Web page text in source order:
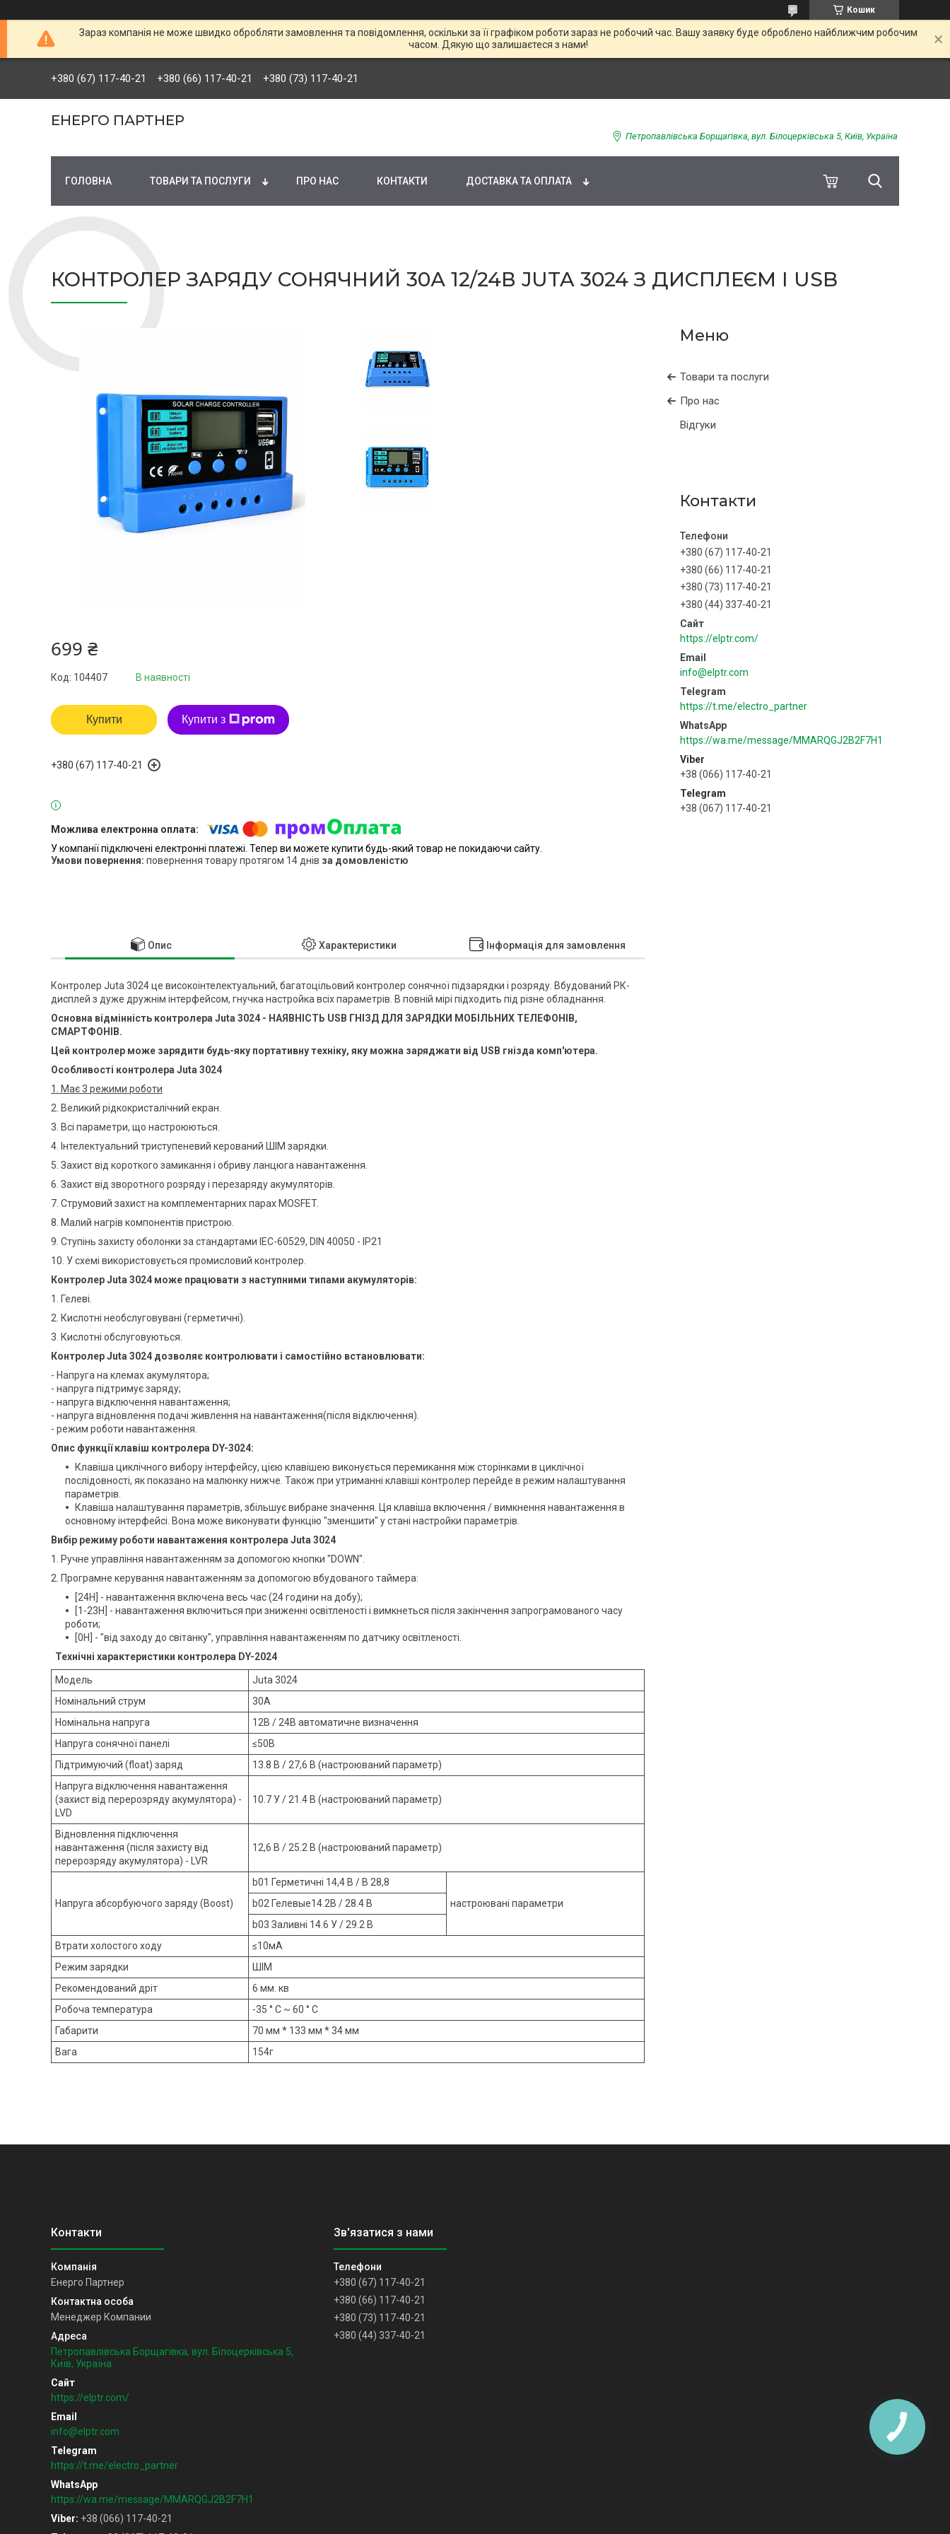
Кошик
Зараз компанія не може швидко обробляти замовлення та повідомлення, оскільки за її графіком роботи зараз не робочий час. Вашу заявку буде оброблено найближчим робочим
часом. Дякую що залишаєтеся з нами!
+380 (67) 117-40-21 +380 (66) 117-40-21 +380 (73) 117-40-21
ЕНЕРГО ПАРТНЕР
Петропавлівська Борщагівка, вул. Білоцерківська 5, Київ, Україна
ГОЛОВНА ТОВАРИ ТА ПОСЛУГИ ПРО НАС КОНТАКТИ ДОСТАВКА ТА ОПЛАТА
КОНТРОЛЕР ЗАРЯДУ СОНЯЧНИЙ 30А 12/24В JUTA 3024 З ДИСПЛЕЄМ І USB
Товари та послуги
Про нас
Відгуки
Контакти
+380 (67) 117-40-21
+380 (66) 117-40-21
+380 (73) 117-40-21
+380 (44) 337-40-21
https://elptr.com/
info@elptr.com
https://t.me/electro_partner
https://wa.me/message/MMARQGJ2B2F7H1
Viber
+38 (066) 117-40-21
Telegram
+38 (067) 117-40-21
699 ₴
В наявності
Код: 104407
Купити Купити з
+380 (67) 117-40-21
У компанії підключені електронні платежі. Тепер ви можете купити будь-який товар не покидаючи сайту.
повернення товару протягом 14 днів за домовленістю
Опис Характеристики Інформація для замовлення
Контролер Juta 3024 це високоінтелектуальний, багатоцільовий контролер сонячної підзарядки і розряду. Вбудований РК-
дисплей з дуже дружнім інтерфейсом, гнучка настройка всіх параметрів. В повній мірі підходить під різне обладнання.
Основна відмінність контролера Juta 3024 - НАЯВНІСТЬ USB ГНІЗД ДЛЯ ЗАРЯДКИ МОБІЛЬНИХ ТЕЛЕФОНІВ,
СМАРТФОНІВ.
Цей контролер може зарядити будь-яку портативну техніку, яку можна заряджати від USB гнізда комп'ютера.
Особливості контролера Juta 3024
1. Має 3 режими роботи
2. Великий рідкокристалічний екран.
3. Всі параметри, що настроюються.
4. Інтелектуальний триступеневий керований ШІМ зарядки.
5. Захист від короткого замикання і обриву ланцюга навантаження.
6. Захист від зворотного розряду і перезаряду акумуляторів.
7. Струмовий захист на комплементарних парах MOSFET.
8. Малий нагрів компонентів пристрою.
9. Ступінь захисту оболонки за стандартами IEC-60529, DIN 40050 - IP21
10. У схемі використовується промисловий контролер.
Контролер Juta 3024 може працювати з наступними типами акумуляторів:
1. Гелеві.
2. Кислотні необслуговувані (герметичні).
3. Кислотні обслуговуються.
Контролер Juta 3024 дозволяє контролювати і самостійно встановлювати:
- Напруга на клемах акумулятора;
- напруга підтримує заряду;
- напруга відключення навантаження;
- напруга відновлення подачі живлення на навантаження(після відключення).
- режим роботи навантаження.
Опис функції клавіш контролера DY-3024:
Клавіша циклічного вибору інтерфейсу, цією клавішею виконується перемикання між сторінками в циклічної
послідовності, як показано на малюнку нижче. Також при утриманні клавіші контролер перейде в режим налаштування
параметрів.
Клавіша налаштування параметрів, збільшує вибране значення. Ця клавіша включення / вимкнення навантаження в
основному інтерфейсі. Вона може виконувати функцію "зменшити" у стані настройки параметрів.
Вибір режиму роботи навантаження контролера Juta 3024
1. Ручне управління навантаженням за допомогою кнопки "DOWN".
2. Програмне керування навантаженням за допомогою вбудованого таймера:
[24H] - навантаження включена весь час (24 години на добу);
[1-23H] - навантаження включиться при зниженні освітленості і вимкнеться після закінчення запрограмованого часу
роботи;
[0H] - "від заходу до світанку", управління навантаженням по датчику освітленості.
Технічні характеристики контролера DY-2024
Модель
Juta 3024
Номінальний струм
30A
Номінальна напруга
12В / 24В автоматичне визначення
Напруга сонячної панелі
≤50В
Підтримуючий (float) заряд
13.8 В / 27,6 В (настроюваний параметр)
Напруга відключення навантаження
(захист від перерозряду акумулятора) -
LVD
10.7 У / 21.4 В (настроюваний параметр)
Відновлення підключення
навантаження (після захисту від
перерозряду акумулятора) - LVR
12,6 В / 25.2 В (настроюваний параметр)
Напруга абсорбуючого заряду (Boost)
b01 Герметичні 14,4 В / В 28,8
настроювані параметри
b02 Гелевые14.2В / 28.4 В
b03 Заливні 14.6 У / 29.2 В
Втрати холостого ходу
≤10мА
Режим зарядки
ШІМ
Рекомендований дріт
6 мм. кв
Робоча температура
-35 ° C ~ 60 ° C
Габарити
70 мм * 133 мм * 34 мм
Вага
154г
Енерго Партнер
Менеджер Компании
Петропавлівська Борщагівка, вул. Білоцерківська 5,
Київ, Україна
https://elptr.com/
info@elptr.com
https://t.me/electro_partner
https://wa.me/message/MMARQGJ2B2F7H1
Viber +38 (066) 117-40-21
+380 (67) 117-40-21
+380 (66) 117-40-21
+380 (73) 117-40-21
+380 (44) 337-40-21